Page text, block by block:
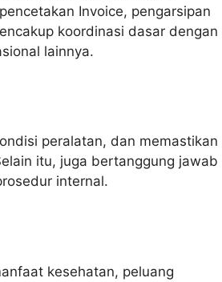
Invoice, pengarsipan
koordinasi dasar dengan
lainnya.
peralatan, dan memastikan
itu, juga bertanggung jawab
internal.
kesehatan, peluang